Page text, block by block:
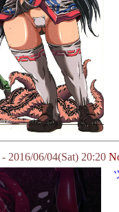
- 2016/06/04(Sat) 20:20